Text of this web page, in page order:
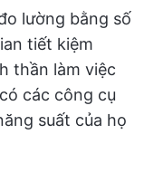
lường bằng số
tiết kiệm
thần làm việc
các công cụ
suất của họ